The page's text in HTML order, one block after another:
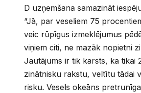
D uzņemšana samazināt
“Jā, par veseliem 75
veic rūpīgus izmeklējumus
viņiem citi, ne mazāk nopietni
Jautājums ir tik karsts, ka tikai
zinātnisku rakstu, veltītu tādai
risku. Vesels okeāns